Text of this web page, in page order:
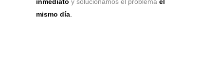
inmediato y solucionamos el problema el
mismo día.